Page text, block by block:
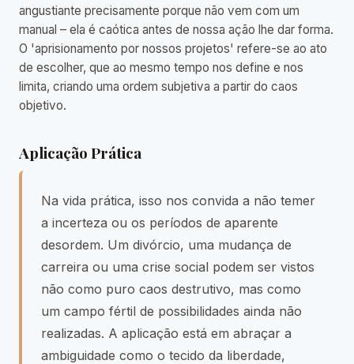
angustiante precisamente porque não vem com um
manual – ela é caótica antes de nossa ação lhe dar forma.
O 'aprisionamento por nossos projetos' refere-se ao ato
de escolher, que ao mesmo tempo nos define e nos
limita, criando uma ordem subjetiva a partir do caos
objetivo.
Aplicação Prática
Na vida prática, isso nos convida a não temer
a incerteza ou os períodos de aparente
desordem. Um divórcio, uma mudança de
carreira ou uma crise social podem ser vistos
não como puro caos destrutivo, mas como
um campo fértil de possibilidades ainda não
realizadas. A aplicação está em abraçar a
ambiguidade como o tecido da liberdade,